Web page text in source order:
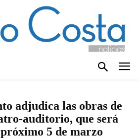
adjudica las obras de
auditorio, que será
5 de marzo